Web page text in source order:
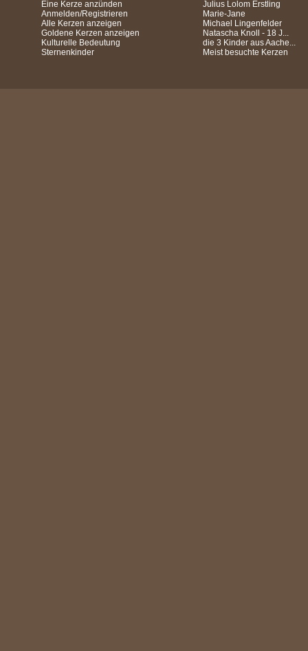
Eine Kerze anzünden
Anmelden/Registrieren
Alle Kerzen anzeigen
Goldene Kerzen anzeigen
Kulturelle Bedeutung
Sternenkinder
Julius Lolom Erstling
Marie-Jane
Michael Lingenfelder
Natascha Knoll - 18 J...
die 3 Kinder aus Aache...
Meist besuchte Kerzen